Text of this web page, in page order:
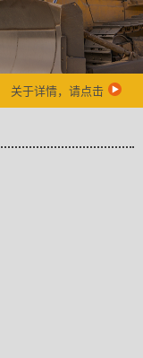
关于详情，请点击